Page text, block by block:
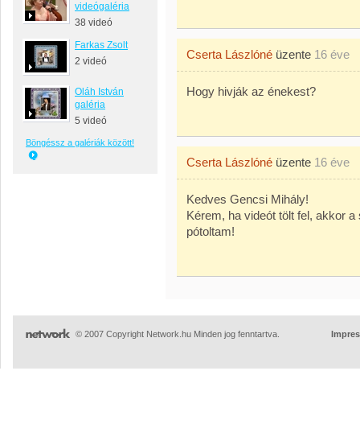
videógaléria
38 videó
Farkas Zsolt
2 videó
Oláh István
galéria
5 videó
Böngéssz a galériák között!
Cserta Lászlóné üzente 16 éve
Hogy hivják az énekest?
Cserta Lászlóné üzente 16 éve
Kedves Gencsi Mihály!
Kérem, ha videót tölt fel, akkor
pótoltam!
© 2007 Copyright Network.hu Minden jog fenntartva.